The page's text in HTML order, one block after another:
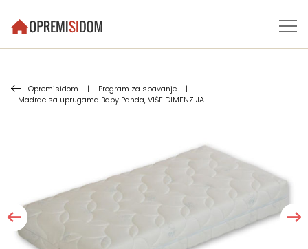
Opremisidom | Program za spavanje
|
Madrac sa uprugama Baby Panda, VIŠE DIMENZIJA